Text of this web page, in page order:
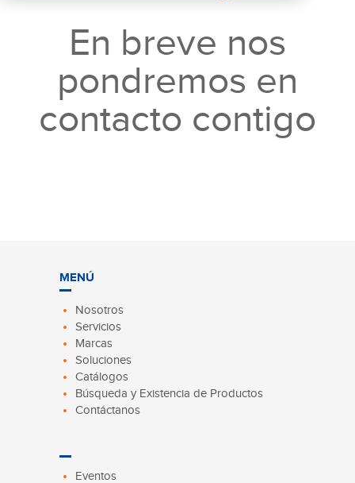
En breve nos
pondremos en
contacto contigo
MENÚ
Nosotros
Servicios
Marcas
Soluciones
Catálogos
Búsqueda y Existencia de Productos
Contáctanos
Eventos